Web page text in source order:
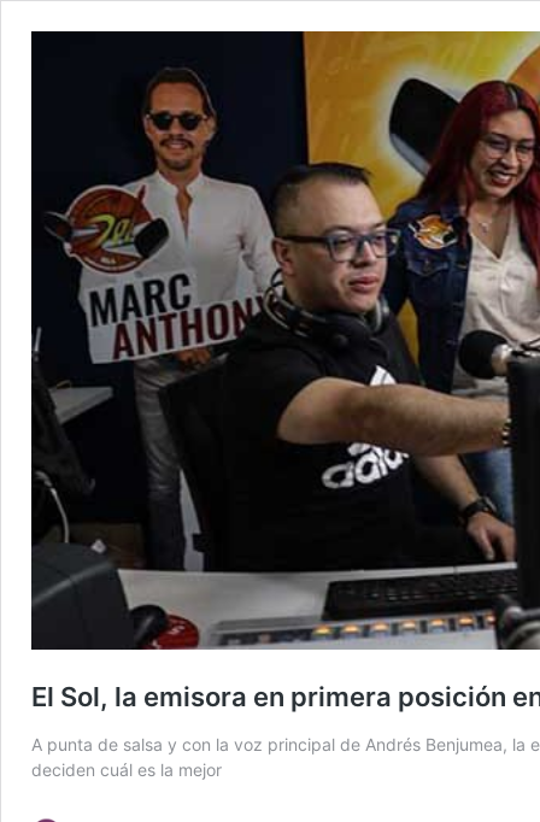
El Sol, la emisora en primera posición
A punta de salsa y con la voz principal de Andrés Benjumea,
deciden cuál es la mejor